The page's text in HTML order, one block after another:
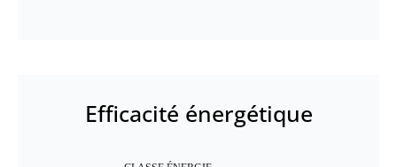
Efficacité énergétique